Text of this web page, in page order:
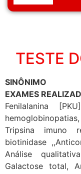
TESTE
SINÔNIMO
EXAMES
Fenilalanina
Tripsina imuno
biotinidase
Análise
Galactose total,